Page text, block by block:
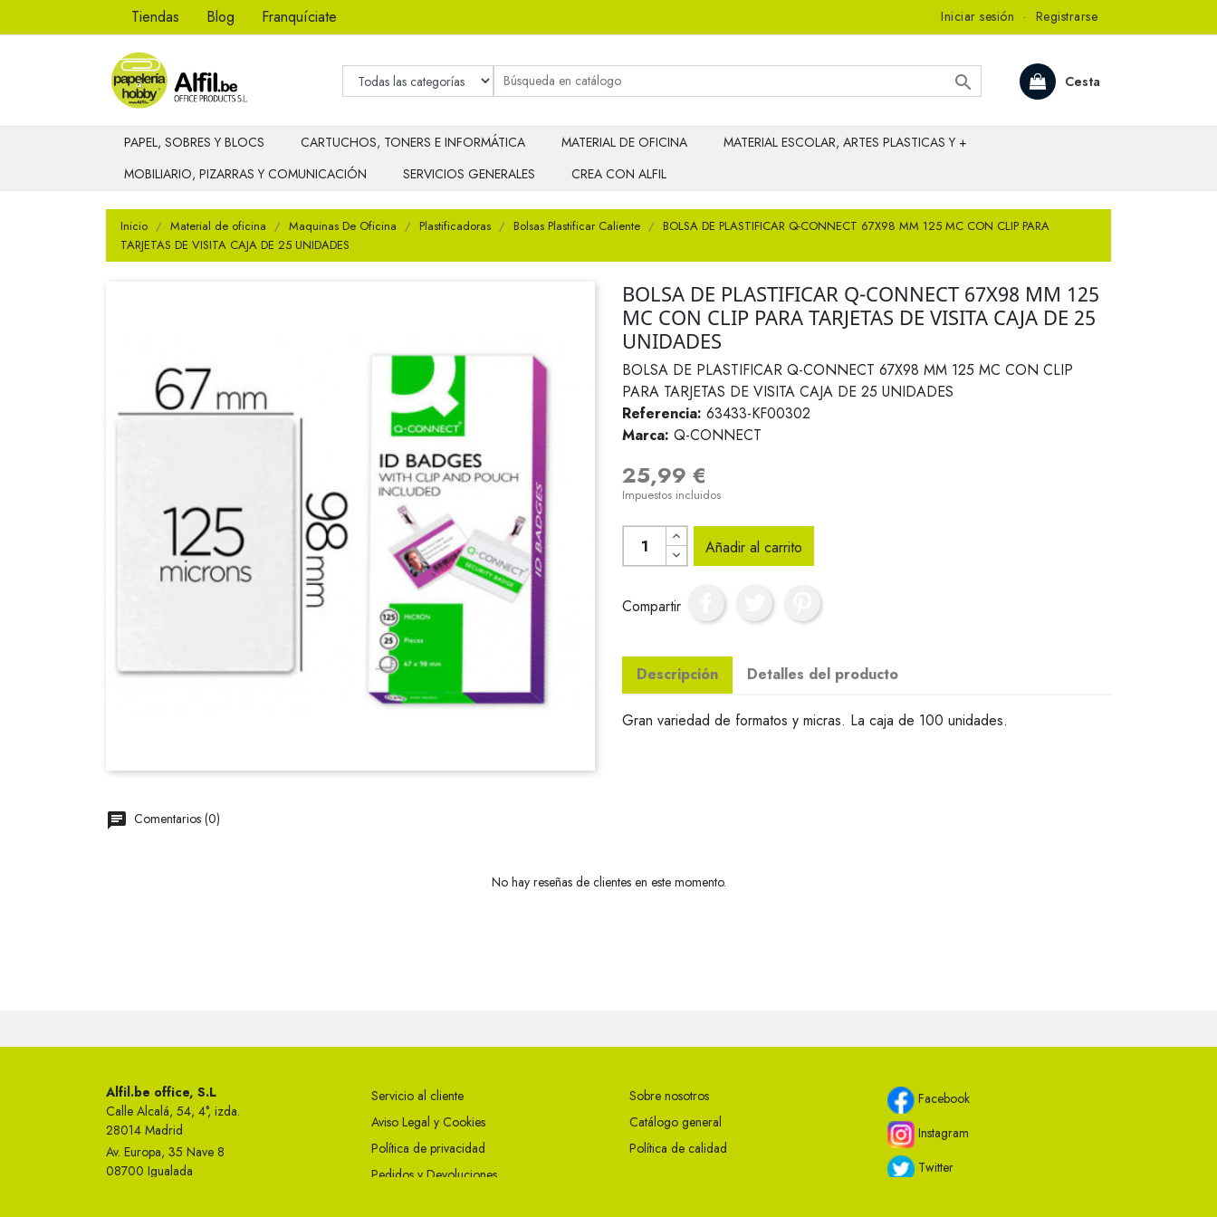
Tiendas Blog Franquíciate Iniciar sesión · Registrarse
Cesta

PAPEL, SOBRES Y BLOCS CARTUCHOS, TONERS E INFORMÁTICA MATERIAL DE OFICINA
MATERIAL ESCOLAR, ARTES PLASTICAS Y +
MOBILIARIO, PIZARRAS Y COMUNICACIÓN
SERVICIOS GENERALES CREA CON ALFIL
Inicio Material de oficina Maquinas De Oficina Plastificadoras Bolsas Plastificar Caliente
BOLSA DE PLASTIFICAR Q-CONNECT 67X98 MM 125 MC CON CLIP PARA
TARJETAS DE VISITA CAJA DE 25 UNIDADES
BOLSA DE PLASTIFICAR Q-CONNECT 67X98 MM 125
MC CON CLIP PARA TARJETAS DE VISITA CAJA DE 25
UNIDADES
BOLSA DE PLASTIFICAR Q-CONNECT 67X98 MM 125 MC CON CLIP
PARA TARJETAS DE VISITA CAJA DE 25 UNIDADES
Referencia: 63433-KF00302
Marca: Q-CONNECT
25,99 €
Impuestos incluidos
Añadir al carrito
Compartir
Descripción Detalles del producto
Gran variedad de formatos y micras. La caja de 100 unidades.
Comentarios (0)
No hay reseñas de clientes en este momento.
Alfil.be office, S.L
Calle Alcalá, 54, 4°, izda.
28014 Madrid
Av. Europa, 35 Nave 8
08700 Igualada
Servicio al cliente
Aviso Legal y Cookies
Política de privacidad
Pedidos y Devoluciones
Sobre nosotros
Catálogo general
Política de calidad
Facebook
Instagram
Twitter